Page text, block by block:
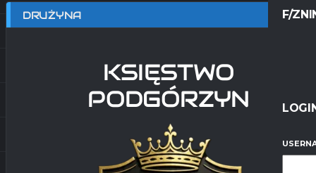
F/
DRUŻYNA
KSIĘSTWO
PODGÓRZYN